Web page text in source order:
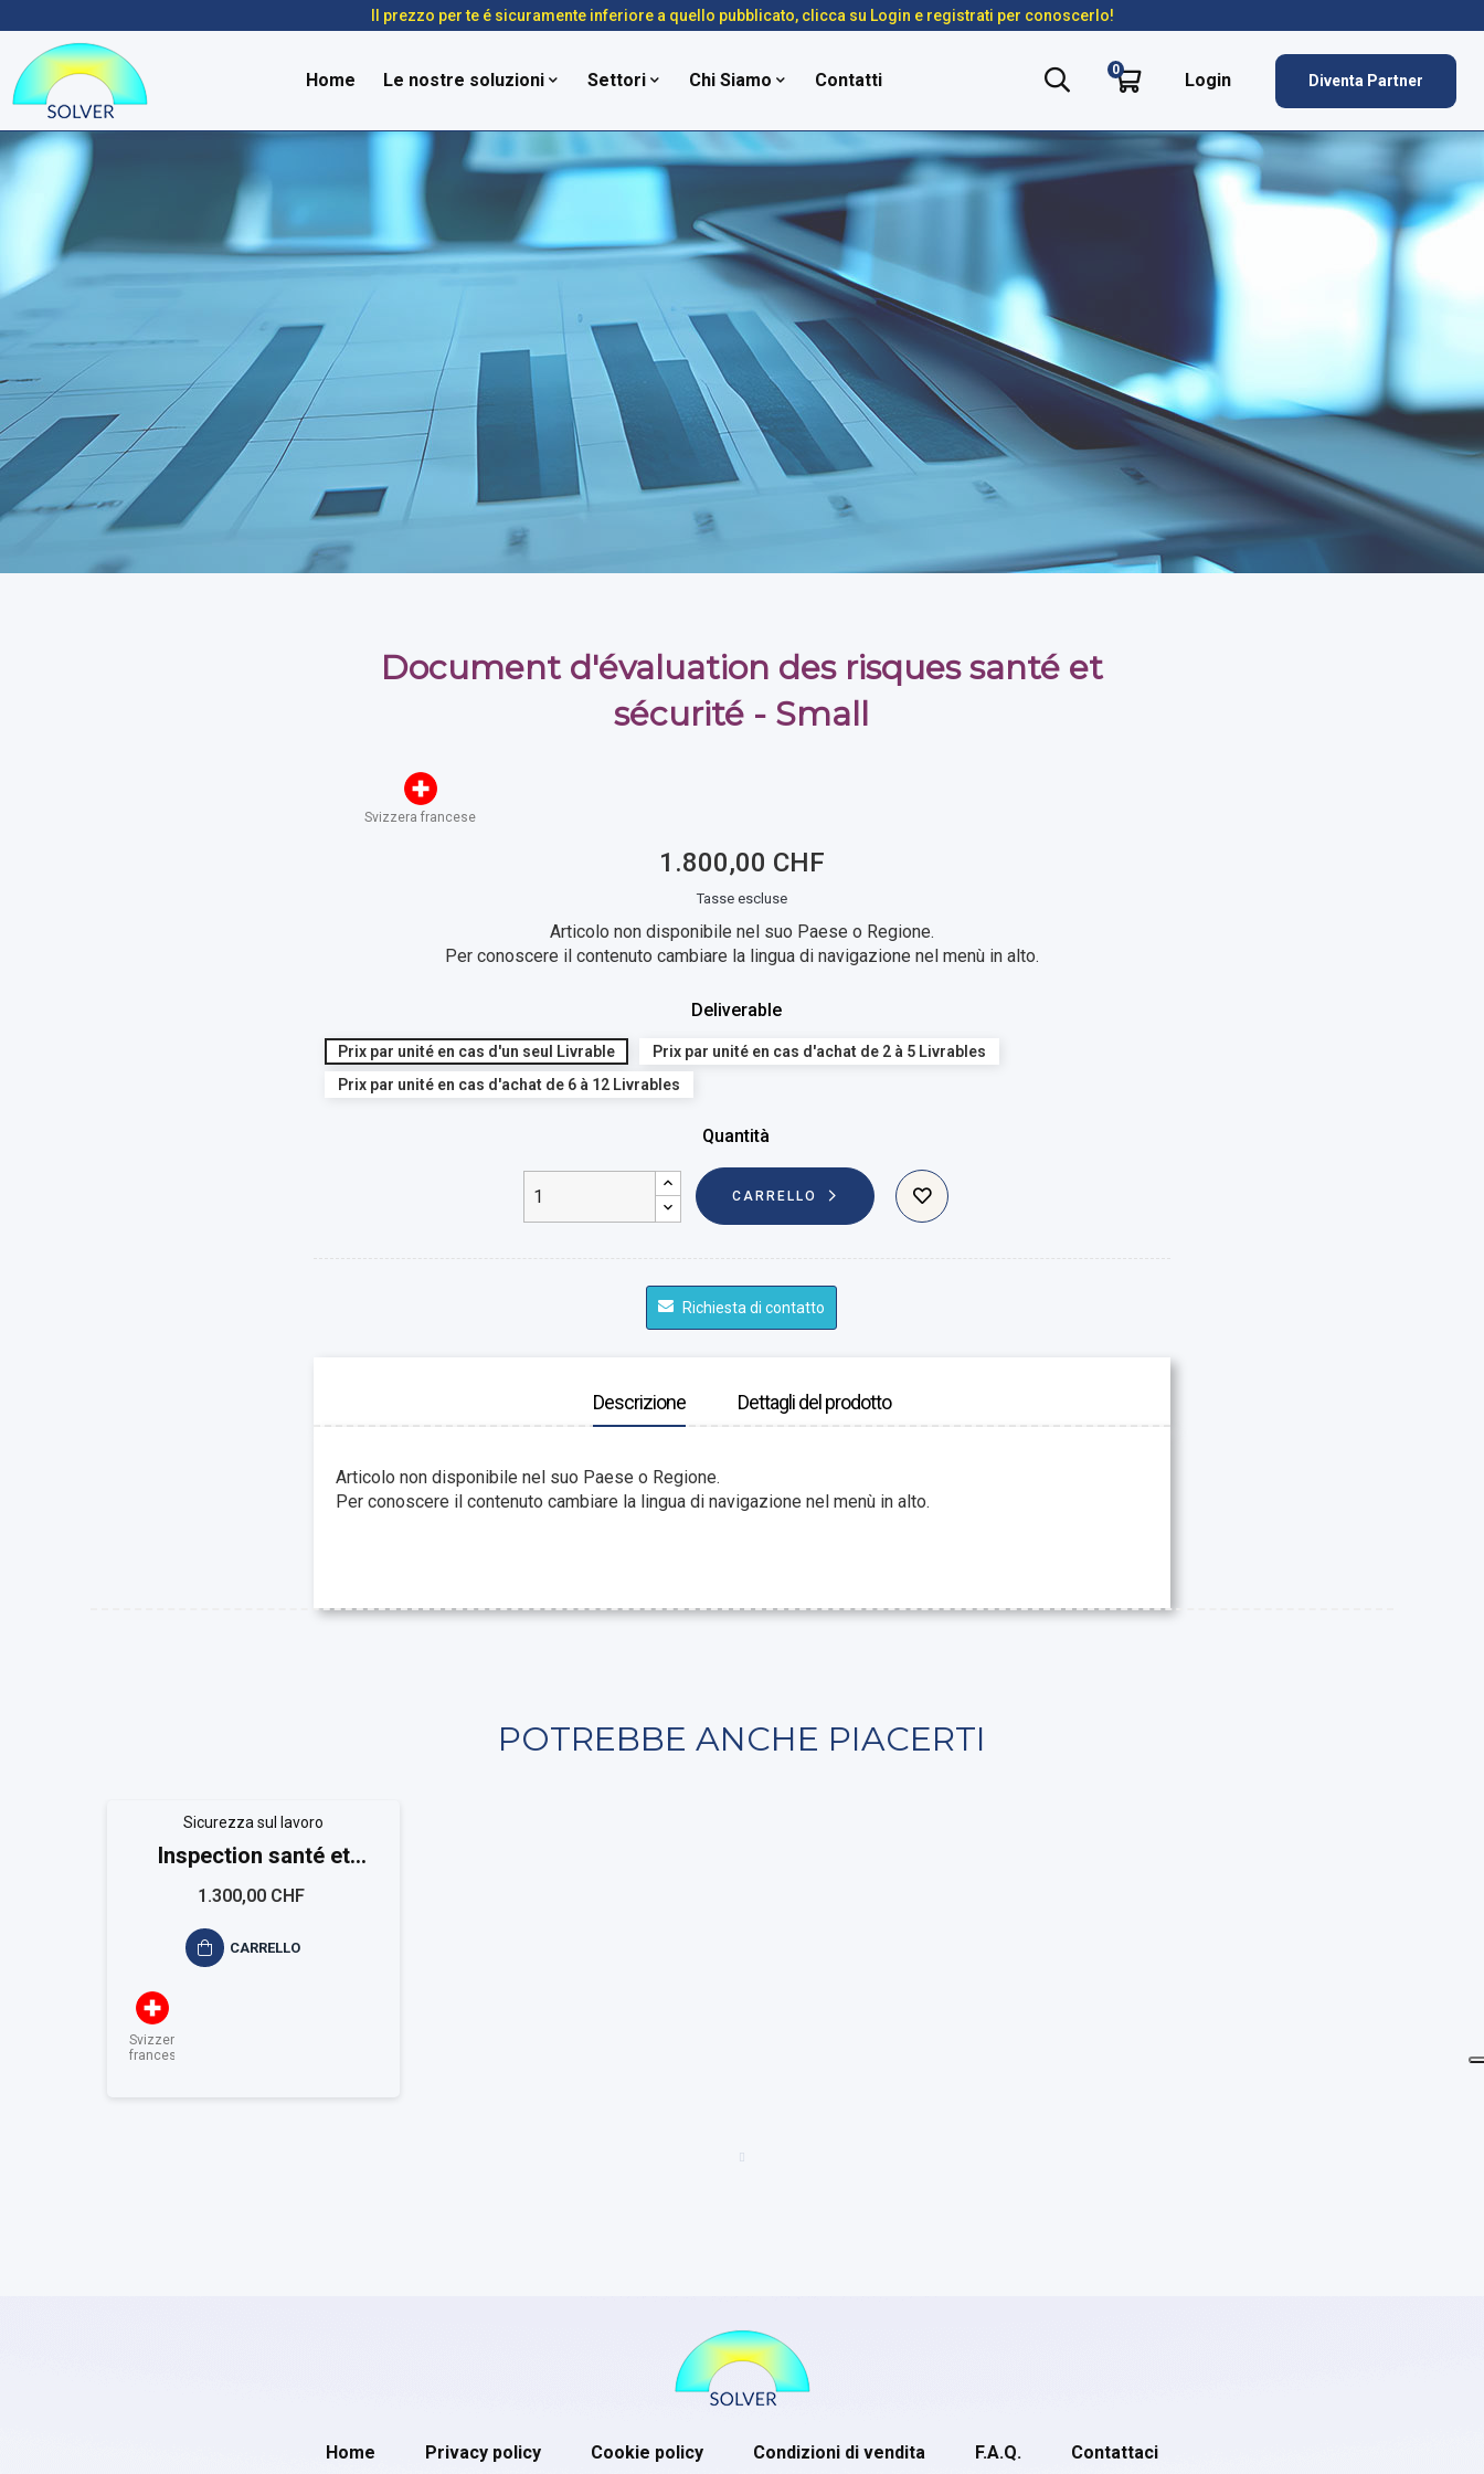
Il prezzo per te é sicuramente inferiore a quello pubblicato, clicca su Login e registrati per conoscerlo!
Home Le nostre soluzioni Settori Chi Siamo Contatti 0 Login Diventa Partner
Document d'évaluation des risques santé et
sécurité - Small
Svizzera francese
1.800,00 CHF
Tasse escluse
Articolo non disponibile nel suo Paese o Regione.
Per conoscere il contenuto cambiare la lingua di navigazione nel menù in alto.
Deliverable
Prix par unité en cas d'un seul Livrable
Prix par unité en cas d'achat de 2 à 5 Livrables
Prix par unité en cas d'achat de 6 à 12 Livrables
Quantità
CARRELLO
Richiesta di contatto
Descrizione Dettagli del prodotto
Articolo non disponibile nel suo Paese o Regione.
Per conoscere il contenuto cambiare la lingua di navigazione nel menù in alto.
POTREBBE ANCHE PIACERTI
Sicurezza sul lavoro
Inspection santé et
sécurité
1.300,00 CHF
CARRELLO
Svizzera
francese
Home Privacy policy Cookie policy Condizioni di vendita F.A.Q. Contattaci